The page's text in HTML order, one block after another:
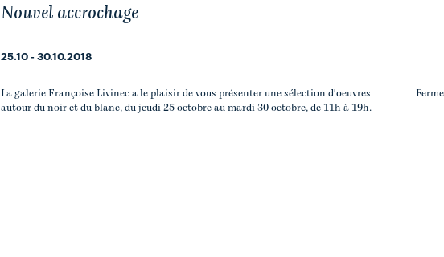
Nouvel accrochage
25.10 - 30.10.2018
La galerie Françoise Livinec a le plaisir de vous présenter une sélection d'oeuvres
autour du noir et du blanc, du jeudi 25 octobre au mardi 30 octobre, de 11h à 19h.